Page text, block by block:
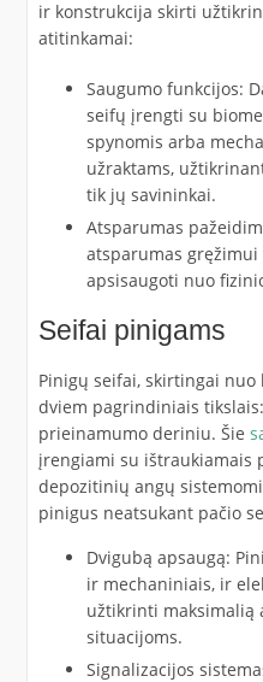
ir konstrukcija skirti
atitinkamai:
Saugumo funkcijos:
seifų įrengti su
spynomis arba
užraktams,
tik jų savininkai.
Atsparumas
atsparumas
apsisaugoti nuo
Seifai pinigams
Pinigų seifai, skirtingai
dviem pagrindiniais
prieinamumo deriniu. Šie
įrengiami su ištraukiamais
depozitinių angų
pinigus neatsukant pačio
Dvigubą apsaugą:
ir mechaniniais, ir
užtikrinti maksimalią
situacijoms.
Signalizacijos